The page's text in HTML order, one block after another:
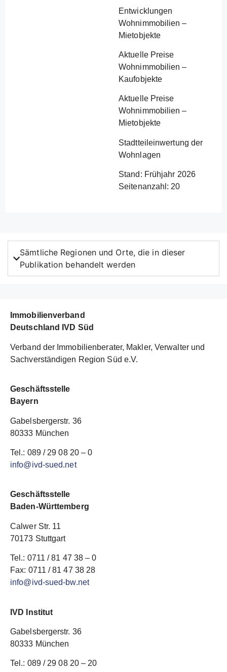
Entwicklungen
Wohnimmobilien –
Mietobjekte
Aktuelle Preise
Wohnimmobilien –
Kaufobjekte
Aktuelle Preise
Wohnimmobilien –
Mietobjekte
Stadtteileinwertung der
Wohnlagen
Stand: Frühjahr 2026
Seitenanzahl: 20
Sämtliche Regionen und Orte, die in dieser
Publikation behandelt werden
Immobilienverband
Deutschland IVD Süd
Verband der Immobilienberater, Makler, Verwalter und
Sachverständigen Region Süd e.V.
Geschäftsstelle
Bayern
Gabelsbergerstr. 36
80333 München
Tel.: 089 / 29 08 20 – 0
info@ivd-sued.net
Geschäftsstelle
Baden-Württemberg
Calwer Str. 11
70173 Stuttgart
Tel.: 0711 / 81 47 38 – 0
Fax: 0711 / 81 47 38 28
info@ivd-sued-bw.net
IVD Institut
Gabelsbergerstr. 36
80333 München
Tel.: 089 / 29 08 20 – 20